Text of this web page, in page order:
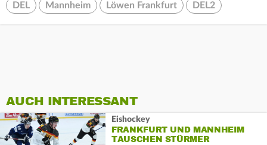
DEL Mannheim Löwen Frankfurt DEL2
AUCH INTERESSANT
Eishockey
FRANKFURT UND MANNHEIM
TAUSCHEN STÜRMER